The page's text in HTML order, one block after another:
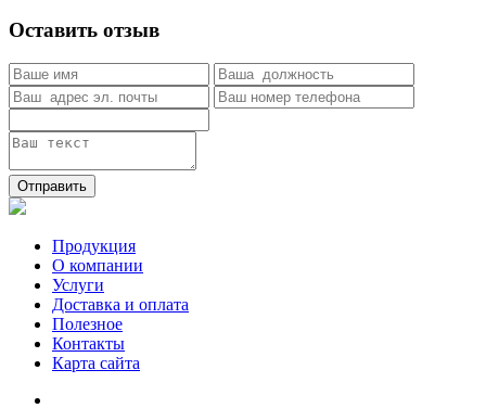
Оставить отзыв
Отправить
Продукция
О компании
Услуги
Доставка и оплата
Полезное
Контакты
Карта сайта